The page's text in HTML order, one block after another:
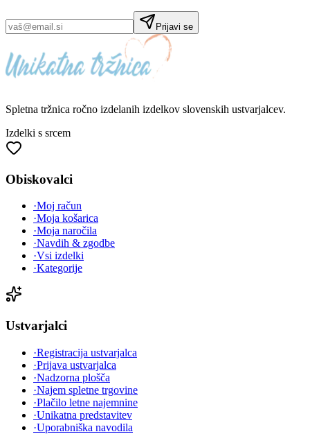
Prijavi se
Spletna tržnica ročno izdelanih izdelkov slovenskih ustvarjalcev.
Izdelki s srcem
Obiskovalci
·Moj račun
·Moja košarica
·Moja naročila
·Navdih & zgodbe
·Vsi izdelki
·Kategorije
Ustvarjalci
·Registracija ustvarjalca
·Prijava ustvarjalca
·Nadzorna plošča
·Najem spletne trgovine
·Plačilo letne najemnine
·Unikatna predstavitev
·Uporabniška navodila